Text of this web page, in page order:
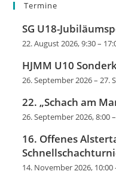
Termine
SG U18-
22. August 2026, 9:30–
HJMM U10
26. September 2026–27.
22. „Schach am
26. September 2026, 8:00–
16. Offenes
14. November 2026, 10:00